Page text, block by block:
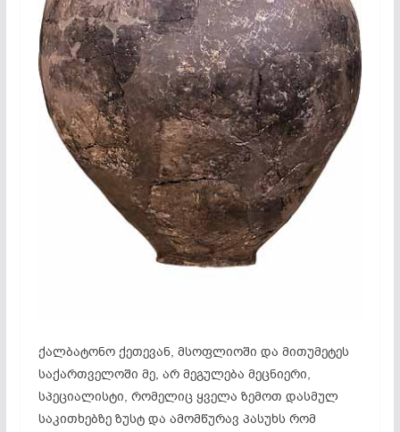
ქალბატონო ქეთევან, მსოფლიოში და მითუმეტეს
საქართველოში მე, არ მეგულება მეცნიერი,
სპეციალისტი, რომელიც ყველა ზემოთ დასმულ
საკითხებზე ზუსტ და ამომწურავ პასუხს რომ